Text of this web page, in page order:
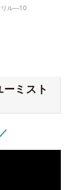
リル―10
ーミスト